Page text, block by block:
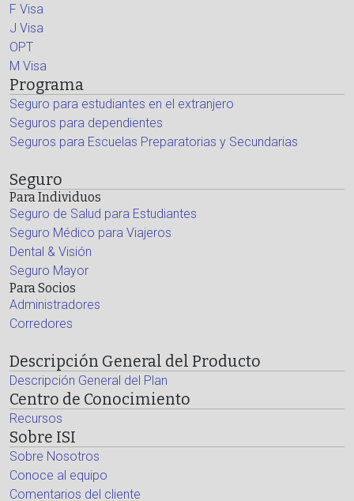
F Visa
J Visa
OPT
M Visa
Programa
Seguro para estudiantes en el extranjero
Seguros para dependientes
Seguros para Escuelas Preparatorias y Secundarias
Seguro
Para Individuos
Seguro de Salud para Estudiantes
Seguro Médico para Viajeros
Dental & Visión
Seguro Mayor
Para Socios
Administradores
Corredores
Descripción General del Producto
Descripción General del Plan
Centro de Conocimiento
Recursos
Sobre ISI
Sobre Nosotros
Conoce al equipo
Comentarios del cliente